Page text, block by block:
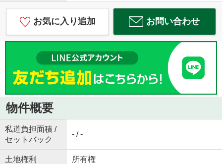
お気に入り追加 お問い合わせ
物件概要
私道負担面積 /
セットバック
- / -
土地権利 所有権